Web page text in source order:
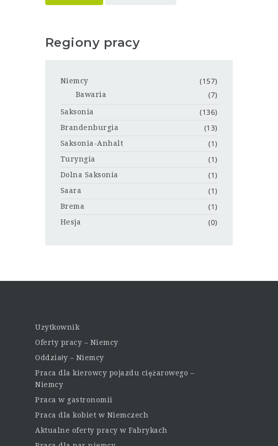
Regiony pracy
Niemcy (157)
Bawaria (7)
Saksonia (136)
Brandenburgia (13)
Saksonia-Anhalt (1)
Turyngia (1)
Dolna Saksonia (1)
Saara (1)
Brema (1)
Hesja (0)
Użytkownik
Oferty pracy – Niemcy
Oddziały – Niemcy
Praca dla kierowcy pojazdu ciężarowego –
Niemcy
Praca w gastronomii
Praca dla kobiet w Niemczech
Aktualne oferty pracy w Fabrykach